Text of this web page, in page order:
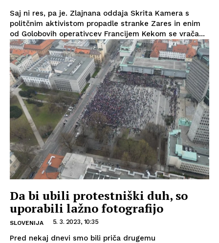
Saj ni res, pa je. Zlajnana oddaja Skrita Kamera s
politčnim aktivistom propadle stranke Zares in enim
od Golobovih operativcev Francijem Kekom se vrača...
Da bi ubili protestniški duh, so
uporabili lažno fotografijo
SLOVENIJA 5. 3. 2023, 10:35
Pred nekaj dnevi smo bili priča drugemu